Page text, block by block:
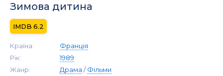
Зимова дитина
6.2
Країна:
Франція
Рік:
1989
Жанр:
Драма /Фільми